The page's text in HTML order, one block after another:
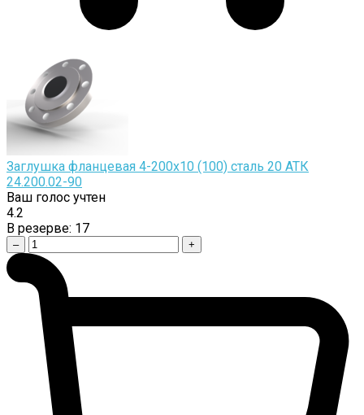
Заглушка фланцевая 4-200х10 (100) сталь 20 АТК
24.200.02-90
Ваш голос учтен
4.2
В резерве: 17
– +